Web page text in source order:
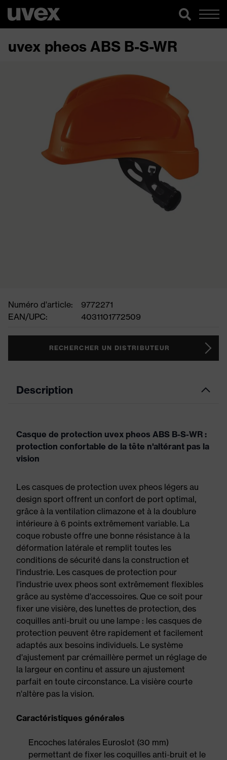
uvex pheos ABS B-S-WR
Numéro d'article:
9772271
EAN/UPC:
4031101772509
RECHERCHER UN DISTRIBUTEUR
Description
Casque de protection uvex pheos ABS B-S-WR :
protection confortable de la tête n'altérant pas la
vision
Les casques de protection uvex pheos légers au
design sport offrent un confort de port optimal,
grâce à la ventilation climazone et à la doublure
intérieure à 6 points extrêmement variable. La
coque robuste offre une bonne résistance à la
déformation latérale et remplit toutes les
conditions de sécurité dans la construction et
l'industrie. Les casques de protection pour
l'industrie uvex pheos sont extrêmement flexibles
grâce au système d'accessoires. Que ce soit pour
fixer une visière, des lunettes de protection, des
coquilles anti-bruit ou une lampe : les casques de
protection peuvent être rapidement et facilement
adaptés aux besoins individuels. Le système
d'ajustement par crémaillère permet un réglage de
la largeur en continu et assure un ajustement
parfait en toute circonstance. La visière courte
n'altère pas la vision.
Caractéristiques générales
Encoches latérales Euroslot (30 mm)
permettant de fixer les coquilles anti-bruit et le